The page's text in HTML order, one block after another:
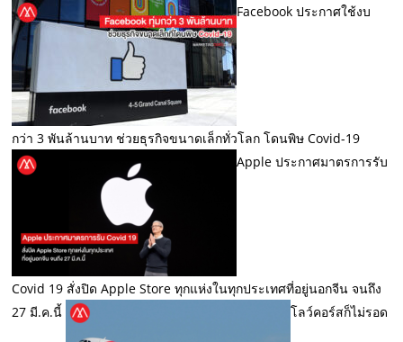
Facebook ประกาศใช้งบ
กว่า 3 พันล้านบาท ช่วยธุรกิจขนาดเล็กทั่วโลก โดนพิษ Covid-19
Apple ประกาศมาตรการรับ
Covid 19 สั่งปิด Apple Store ทุกแห่งในทุกประเทศที่อยู่นอกจีน จนถึง
27 มี.ค.นี้
โลว์คอร์สก็ไม่รอด